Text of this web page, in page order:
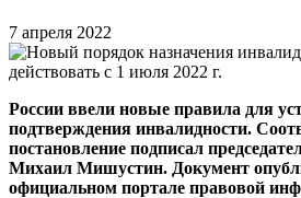
7 апреля 2022
России ввели новые правила для
подтверждения инвалидности.
постановление подписал
Михаил Мишустин. Документ
официальном портале правовой